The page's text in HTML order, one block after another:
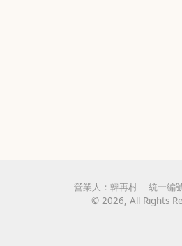
營業人： 韓再村 統一編
© 2026, All Rights